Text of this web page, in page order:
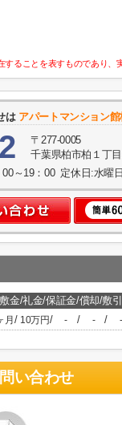
ることを表すものであり、
は アパートマンション
〒277-0005
千葉県柏市柏１丁
～19：00 定休日:水曜日
敷金/礼金/保証金/償却/敷引
月 / 10万円/ - / - / -
い合わせ